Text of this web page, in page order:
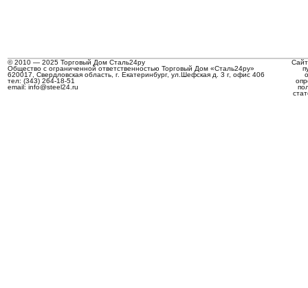
© 2010 — 2025 Торговый Дом Сталь24ру
Общество с ограниченной ответственностью Торговый Дом «Сталь24ру»
620017, Свердловская область, г. Екатеринбург, ул.Шефская д. 3 г, офис 406
тел: (343) 264-18-51
email: info@steel24.ru